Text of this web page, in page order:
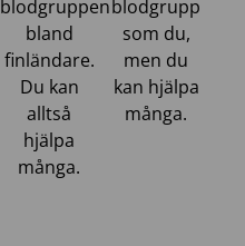
blodgruppen
bland
finländare.
Du kan
alltså
hjälpa
många.
blodgrupp
som du,
men du
kan hjälpa
många.